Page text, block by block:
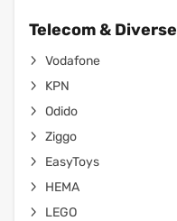
Telecom & Diverse
Vodafone
KPN
Odido
Ziggo
EasyToys
HEMA
LEGO